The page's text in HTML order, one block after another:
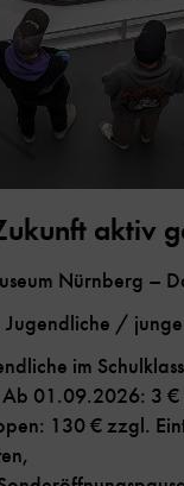
aktiv
Nürnberg –
Jugendliche /
im
01.09.2026: 3 €
130 € zzgl.